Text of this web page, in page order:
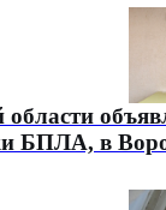
БПЛА, в